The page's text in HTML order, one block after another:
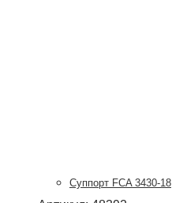
Суппорт FCA 3430-18